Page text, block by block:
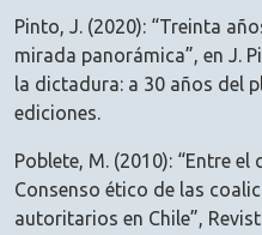
Pinto, J. (2020): “Treinta
mirada panorámica”, en J.
la dictadura: a 30 años del
ediciones.
Poblete, M. (2010): “Entre
Consenso ético de las
autoritarios en Chile”,